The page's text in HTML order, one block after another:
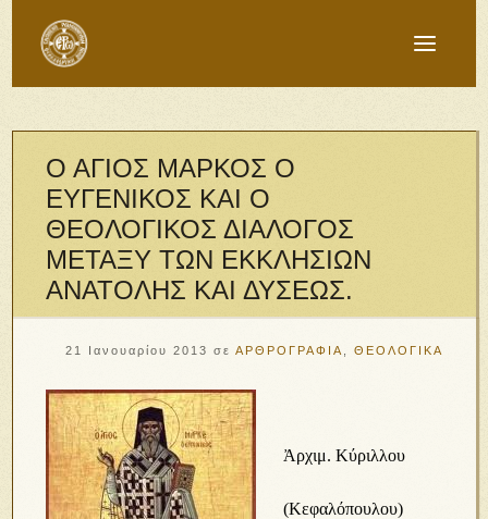
Ο ΑΓΙΟΣ ΜΑΡΚΟΣ Ο
ΕΥΓΕΝΙΚΟΣ ΚΑΙ Ο
ΘΕΟΛΟΓΙΚΟΣ ΔΙΑΛΟΓΟΣ
ΜΕΤΑΞΥ ΤΩΝ ΕΚΚΛΗΣΙΩΝ
ΑΝΑΤΟΛΗΣ ΚΑΙ ΔΥΣΕΩΣ.
21 Ιανουαρίου 2013 σε ΑΡΘΡΟΓΡΑΦΙΑ ΘΕΟΛΟΓΙΚΑ
Ἀρχιμ. Κύριλλου
(Κεφαλόπουλου)